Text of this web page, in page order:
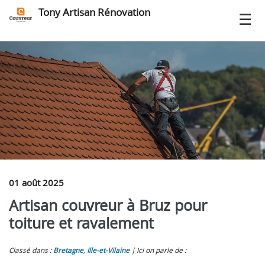
Tony Artisan Rénovation
01 août 2025
Artisan couvreur à Bruz pour
toiture et ravalement
Classé dans : Bretagne, Ille-et-Vilaine Ici on parle de :